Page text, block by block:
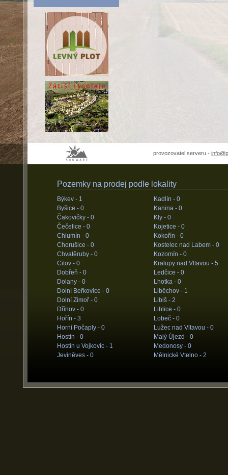
provozovatel serveru -
Pozemky na prodej podle lokality
Býkev - 1
Byšice - 0
Čakovičky - 0
Čečelice - 0
Chlumín - 0
Chorušice - 0
Chvatěruby - 0
Citov - 0
Dobřeň - 0
Dolany - 0
Dolní Beřkovice - 0
Dolní Zimoř - 0
Dřínov - 0
Hořín - 3
Horní Počaply - 0
Hostín - 0
Hostín u Vojkovic - 1
Jeviněves - 0
Kadlín - 0
Kanina - 0
Kly - 0
Kojetice - 0
Kokořín - 0
Kostelec nad Labem - 0
Kozomín - 0
Kralupy nad Vltavou - 5
Ledčice - 0
Lhotka - 0
Liběchov - 1
Libiš - 2
Liblice - 0
Lobeč - 0
Lužec nad Vltavou - 0
Malý Újezd - 0
Medonosy - 0
Mělnické Vtelno - 2